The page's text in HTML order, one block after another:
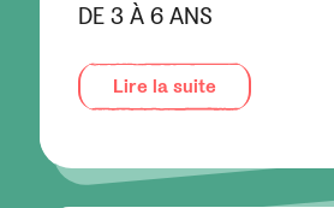
DE 3 À 6 ANS
Lire la suite